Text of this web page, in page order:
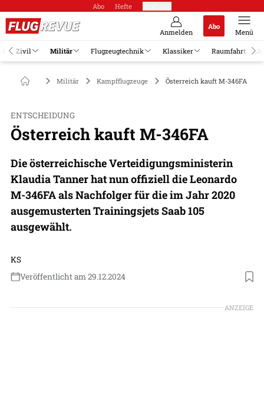
Abo Hefte
Anmelden
Abo
Menü
Zivil Militär Flugzeugtechnik Klassiker Raumfahrt
Militär Kampfflugzeuge Österreich kauft M-346FA
ENTSCHEIDUNG
Österreich kauft M-346FA
Die österreichische Verteidigungsministerin
Klaudia Tanner hat nun offiziell die Leonardo
M-346FA als Nachfolger für die im Jahr 2020
ausgemusterten Trainingsjets Saab 105
ausgewählt.
KS
Veröffentlicht am 29.12.2024
Foto: Österreichisches Bundesheer
ANZEIGE